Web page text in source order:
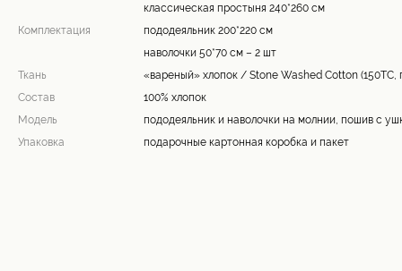
Комплектация
классическая простыня 240*260 см
пододеяльник 200*220 см
наволочки 50*70 см – 2 шт
Ткань
«вареный» хлопок / Stone Washed Cotton (150ТС,
Состав
100% хлопок
Модель
пододеяльник и наволочки на молнии, пошив с
Упаковка
подарочные картонная коробка и пакет